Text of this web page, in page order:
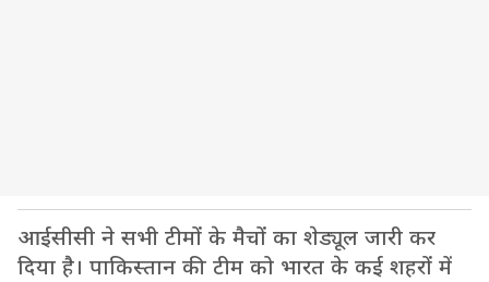
आईसीसी ने सभी टीमों के मैचों का शेड्यूल जारी कर
दिया है। पाकिस्तान की टीम को भारत के कई शहरों में